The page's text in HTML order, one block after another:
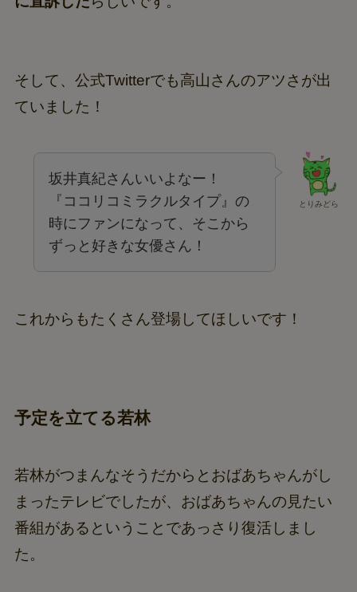
そして、公式Twitterでも高山さんのアツさが出
ていました！
とりみどら
坂井真紀さんいいよなー！
『ココリコミラクルタイプ』の
時にファンになって、そこから
ずっと好きな女優さん！
これからもたくさん登場してほしいです！
予定を立てる若林
若林がつまんなそうだからとおばあちゃんがし
まったテレビでしたが、おばあちゃんの見たい
番組があるということであっさり復活しまし
た。